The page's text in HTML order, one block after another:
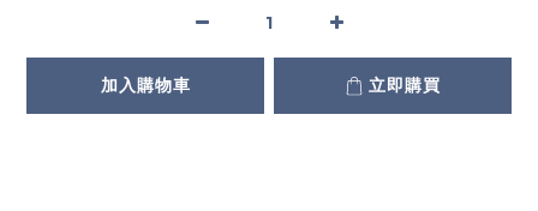
加入購物車 立即購買